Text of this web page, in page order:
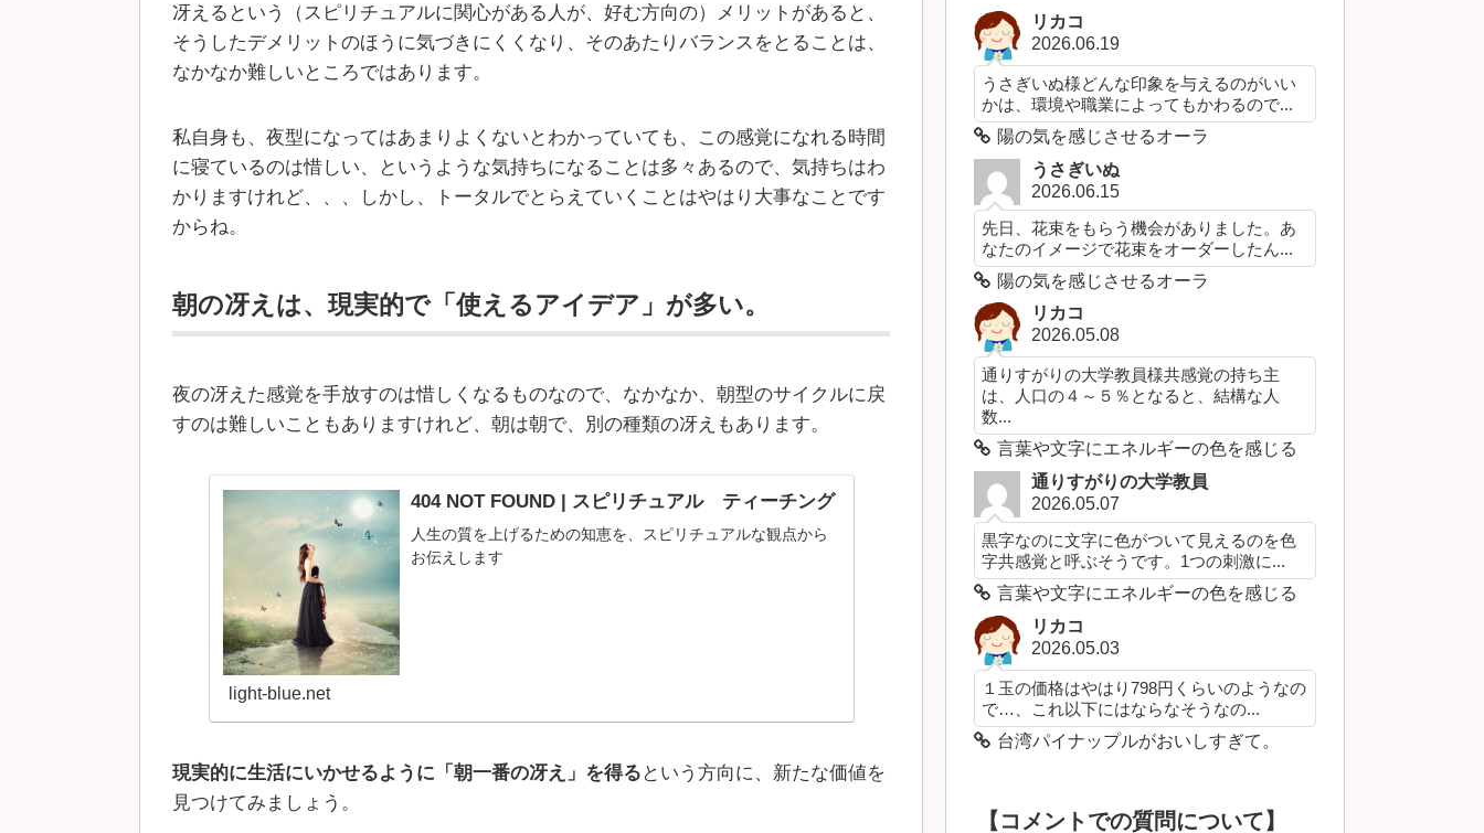
冴えるという（スピリチュアルに関心がある人が、好む方向の）メリットがあると、
そうしたデメリットのほうに気づきにくくなり、そのあたりバランスをとることは、
なかなか難しいところではあります。
私自身も、夜型になってはあまりよくないとわかっていても、この感覚になれる時間
に寝ているのは惜しい、というような気持ちになることは多々あるので、気持ちはわ
かりますけれど、、、しかし、トータルでとらえていくことはやはり大事なことです
からね。
朝の冴えは、現実的で「使えるアイデア」が多い。
夜の冴えた感覚を手放すのは惜しくなるものなので、なかなか、朝型のサイクルに戻
すのは難しいこともありますけれど、朝は朝で、別の種類の冴えもあります。
404 NOT FOUND | スピリチュアル ティーチング
人生の質を上げるための知恵を、スピリチュアルな観点から
お伝えします
light-blue.net
現実的に生活にいかせるように「朝一番の冴え」を得る という方向に、新たな価値を
見つけてみましょう。
リカコ
2026.06.19
うさぎいぬ様どんな印象を与えるのがいい
かは、環境や職業によってもかわるので...
陽の気を感じさせるオーラ
うさぎいぬ
2026.06.15
先日、花束をもらう機会がありました。あ
なたのイメージで花束をオーダーしたん...
陽の気を感じさせるオーラ
リカコ
2026.05.08
通りすがりの大学教員様共感覚の持ち主
は、人口の４～５％となると、結構な人
数...
言葉や文字にエネルギーの色を感じる
通りすがりの大学教員
2026.05.07
黒字なのに文字に色がついて見えるのを色
字共感覚と呼ぶそうです。1つの刺激に...
言葉や文字にエネルギーの色を感じる
リカコ
2026.05.03
１玉の価格はやはり798円くらいのようなの
で…、これ以下にはならなそうなの...
台湾パイナップルがおいしすぎて。
【コメントでの質問について】